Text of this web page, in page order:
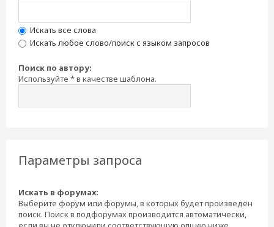
Искать все слова
Искать любое слово/поиск с языком запросов
Поиск по автору:
Используйте * в качестве шаблона.
Параметры запроса
Искать в форумах:
Выберите форум или форумы, в которых будет произведён
поиск. Поиск в подфорумах производится автоматически,